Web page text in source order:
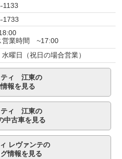
1133
1733
営業時間 ~17:00
曜日（祝日の場合営業）
ティ 江東の
報を見る
ティ 江東の
中古車を見る
レヴァンテの
情報を見る